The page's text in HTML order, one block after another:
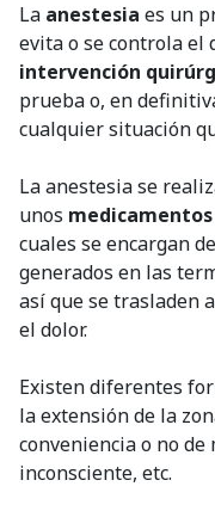
La anestesia es un
evita o se controla el
intervención
prueba o, en
cualquier situación
La anestesia se
unos medicamentos
cuales se encargan
generados en las
así que se trasladen
el dolor.
Existen diferentes
la extensión de la
conveniencia o no
inconsciente, etc.